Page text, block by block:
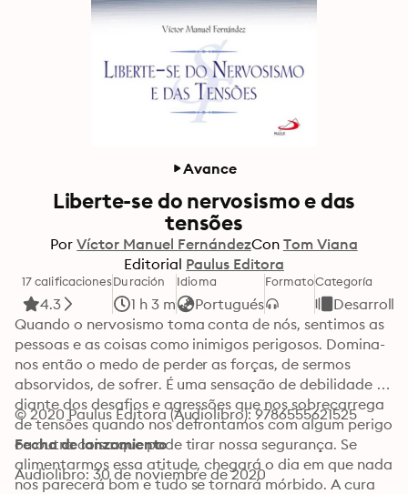
Avance
Liberte-se do nervosismo e das
tensões
Por Víctor Manuel FernándezCon Tom Viana
Editorial Paulus Editora
17 calificaciones
4.3
Duración
1 h 3 m
Idioma
Portugués
FormatoCategoría
Quando o nervosismo toma conta de nós, sentimos as
pessoas e as coisas como inimigos perigosos. Domina-
nos então o medo de perder as forças, de sermos
absorvidos, de sofrer. É uma sensação de debilidade
diante dos desafios e agressões que nos sobrecarrega
de tensões quando nos defrontamos com algum perigo
ou outra coisa que pode tirar nossa segurança. Se
alimentarmos essa atitude, chegará o dia em que nada
nos parecerá bom e tudo se tornará mórbido. A cura
© 2020 Paulus Editora (Audiolibro): 9786555621525
Fecha de lanzamiento
Audiolibro: 30 de noviembre de 2020